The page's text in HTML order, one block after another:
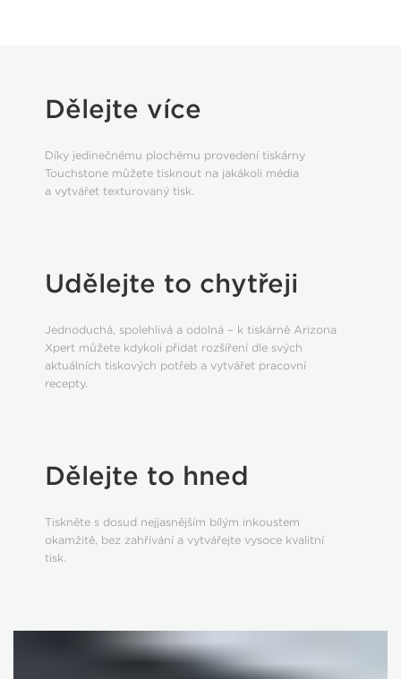
Dělejte více
Díky jedinečnému plochému provedení tiskárny
Touchstone můžete tisknout na jakákoli média
a vytvářet texturovaný tisk.
Udělejte to chytřeji
Jednoduchá, spolehlivá a odolná – k tiskárně Arizona
Xpert můžete kdykoli přidat rozšíření dle svých
aktuálních tiskových potřeb a vytvářet pracovní
recepty.
Dělejte to hned
Tiskněte s dosud nejjasnějším bílým inkoustem
okamžitě, bez zahřívání a vytvářejte vysoce kvalitní
tisk.